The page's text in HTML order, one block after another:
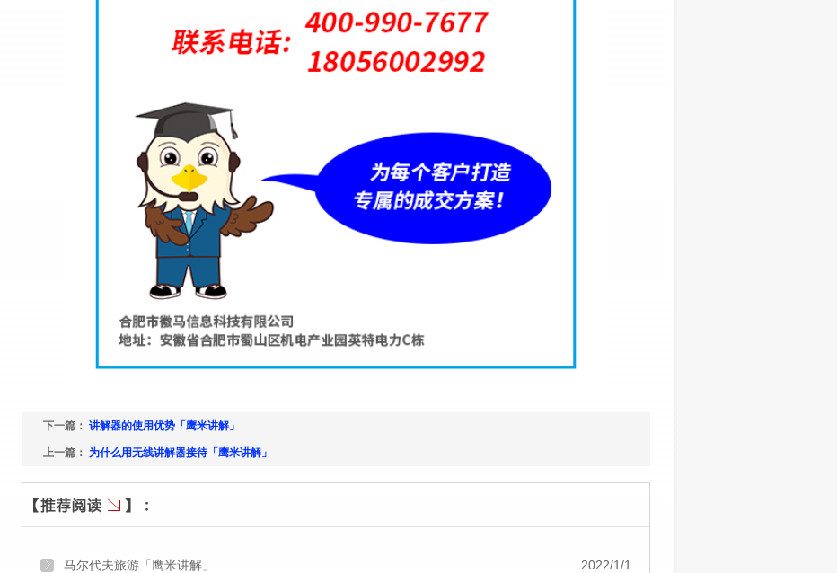
下一篇： 讲解器的使用优势「鹰米讲解」
上一篇： 为什么用无线讲解器接待「鹰米讲解」
2022/1/1
马尔代夫旅游「鹰米讲解」